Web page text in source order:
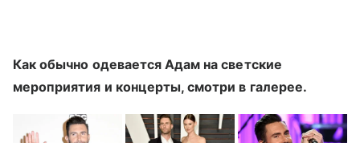
Как обычно одевается Адам на светские
мероприятия и концерты, смотри в галерее.